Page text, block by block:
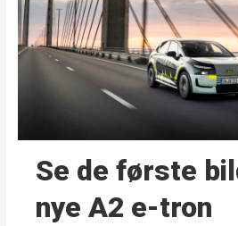
Se de første
nye A2 e-tron